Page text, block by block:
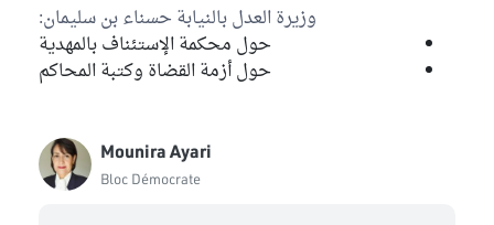
وزيرة العدل بالنيابة حسناء بن سليمان:
حول محكمة الإستئناف بالمهدية
حول أزمة القضاة وكتبة المحاكم
Mounira Ayari
Bloc Démocrate